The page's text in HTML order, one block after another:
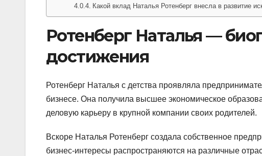
Какой вклад Наталья Ротенберг внесла в развитие
Ротенберг Наталья —
достижения
Ротенберг Наталья с детства проявляла
бизнесе. Она получила высшее экономическое
деловую карьеру в крупной компании своих родителей.
Вскоре Наталья Ротенберг создала собственное
бизнес-интересы распространяются на различные